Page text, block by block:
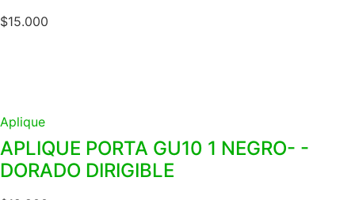
$15.000
Aplique
APLIQUE PORTA GU10 1 NEGRO- -
DORADO DIRIGIBLE